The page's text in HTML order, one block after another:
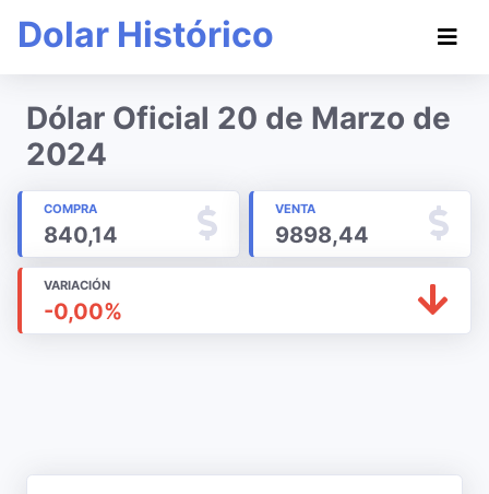
Dolar Histórico
Dólar Oficial 20 de Marzo de
2024
COMPRA
840,14
VENTA
9898,44
VARIACIÓN
-0,00%